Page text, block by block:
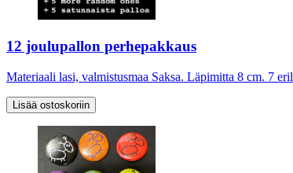
12 joulupallon perhepakkaus
Materiaali lasi, valmistusmaa Saksa. Läpimitta 8 cm. 7